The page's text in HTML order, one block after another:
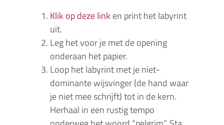
Klik op deze link en print het labyrint
uit.
Leg het voor je met de opening
onderaan het papier.
Loop het labyrint met je niet-
dominante wijsvinger (de hand waar
je niet mee schrijft) tot in de kern.
Herhaal in een rustig tempo